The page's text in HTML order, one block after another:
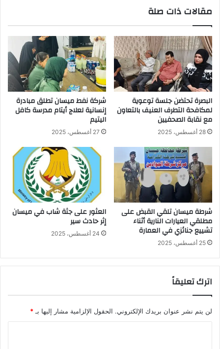
مقالات ذات صلة
البصرة تحتضن جلسة توعوية
لمكافحة التطرف العنيف بالتعاون
مع نقابة الصحفيين
28 أغسطس، 2025
شركة نفط ميسان تطلق مبادرة
إنسانية لعلاج أيتام مدرسة كافل
اليتيم
27 أغسطس، 2025
شرطة ميسان تلقي القبض على
مطلقي العيارات النارية أثناء
تشييع جنائزي في العمارة
25 أغسطس، 2025
العثور على جثة شاب في ميسان
إثر حادث سير
24 أغسطس، 2025
اترك تعليقاً
لن يتم نشر عنوان بريدك الإلكتروني. الحقول الإلزامية مشار إليها بـ *